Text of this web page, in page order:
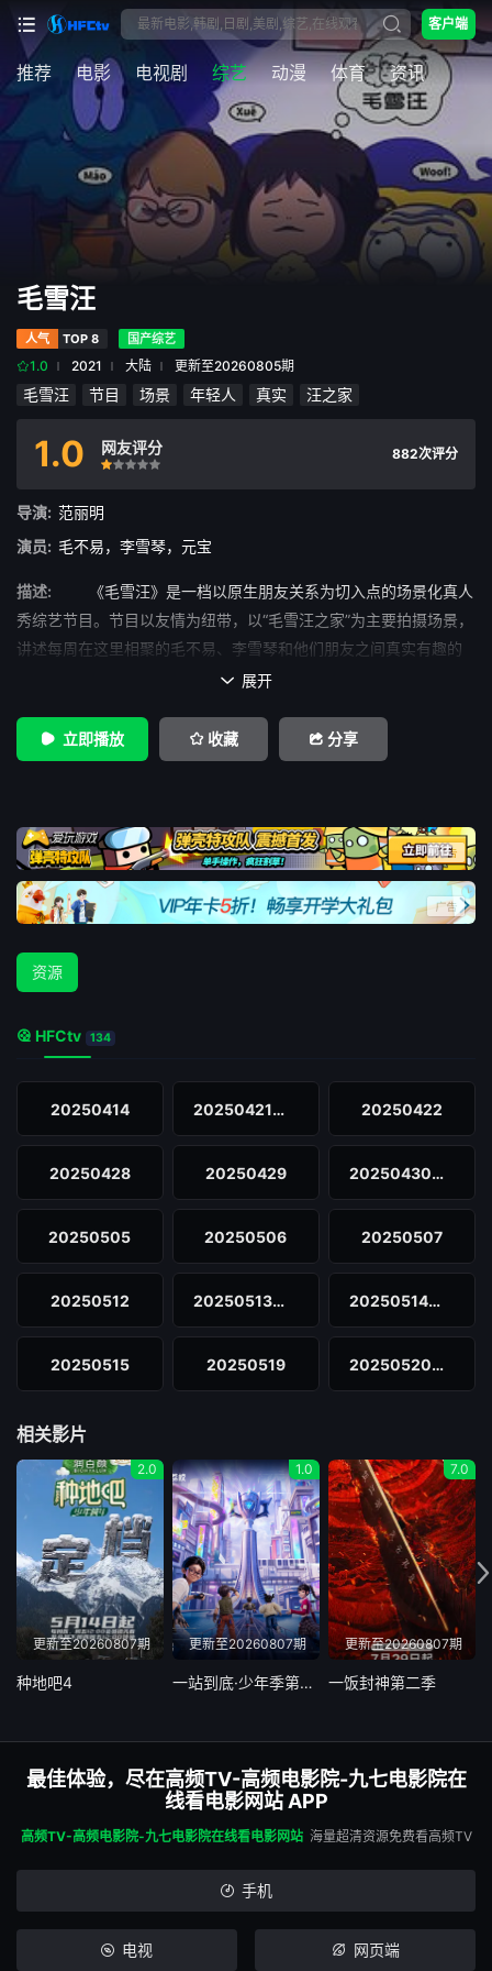
客户端
推荐 电影 电视剧 综艺 动漫 体育 资讯
毛雪汪
人气 TOP 8 国产综艺
1.0 2021 大陆 更新至20260805期
毛雪汪 节目 场景 年轻人 真实 汪之家
1.0
网友评分
很差较差还行
推荐
力荐
882次评分
导演: 范丽明
演员: 毛不易， 李雪琴， 元宝
描述:
《毛雪汪》是一档以原生朋友关系为切入点的场景化真人
秀综艺节目。节目以友情为纽带，以“毛雪汪之家”为主要拍摄场景，
讲述每周在这里相聚的毛不易、李雪琴和他们朋友之间真实有趣的
 展开
立即播放 收藏 分享
资源
HFCtv 134
20250414 20250421加更 20250422
20250428 20250429 20250430汪子问问问
20250505 20250506 20250507
20250512 20250513超长尊享版 20250514汪子问问问
20250515 20250519 20250520超长尊享版
20250521
20250528 20250602加更 20250603
20250604 20250605 20250609加更
20250610(尊享版) 20250611 20250616(加更版)
20250617 20250618 20250619
20250623加更 20250624(尊享版) 20250625
20250707
20250716 20250721加更 20250722
20250723 20250729
相关影片
2.0
更新至20260807期
种地吧4
1.0
更新至20260807期
一站到底·少年季第二季
7.0
更新至20260807期
一饭封神第二季
最佳体验，尽在高频TV-高频电影院-九七电影院在
线看电影网站 APP
高频TV-高频电影院-九七电影院在线看电影网站 海量超清资源免费看高频TV
手机
电视 网页端